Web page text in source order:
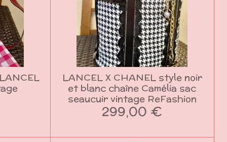
LANCEL X CHANEL style noir
et blanc chaîne Camélia sac
seaucuir vintage ReFashion
299,00 €